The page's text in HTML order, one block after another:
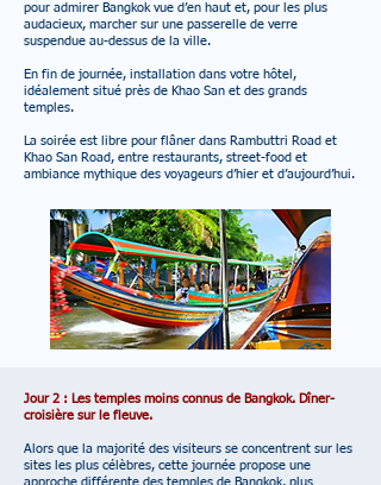
pour admirer Bangkok vue d’en haut et, pour les plus
audacieux, marcher sur une passerelle de verre
suspendue au-dessus de la ville.
En fin de journée, installation dans votre hôtel,
idéalement situé près de Khao San et des grands
temples.
La soirée est libre pour flâner dans Rambuttri Road et
Khao San Road, entre restaurants, street-food et
ambiance mythique des voyageurs d’hier et d’aujourd’hui.
Jour 2 : Les temples moins connus de Bangkok. Dîner-
croisière sur le fleuve.
Alors que la majorité des visiteurs se concentrent sur les
sites les plus célèbres, cette journée propose une
approche différente des temples de Bangkok, plus